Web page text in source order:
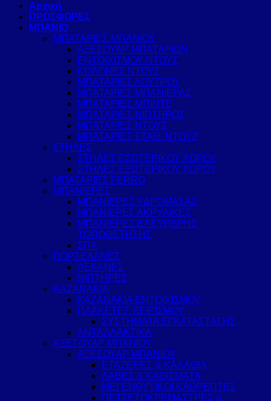
Αρχική
ΠΡΟΣΦΟΡΕΣ
ΜΠΑΝΙΟ
ΜΠΑΤΑΡΙΕΣ ΜΠΑΝΙΟΥ
ΑΞΕΣΟΥΑΡ ΜΠΑΤΑΡΙΩΝ
ΕΝΤΟΙΧΙΣΜΟΥ ΝΤΟΥΣ
ΚΟΛΟΝΕΣ ΝΤΟΥΣ
ΜΠΑΤΑΡΙΕΣ ΛΟΥΤΡΟΥ
ΜΠΑΤΑΡΙΕΣ ΜΠΑΝΙΕΡΑΣ
ΜΠΑΤΑΡΙΕΣ ΜΠΙΝΤΕ
ΜΠΑΤΑΡΙΕΣ ΝΙΠΤΗΡΟΣ
ΜΠΑΤΑΡΙΕΣ ΝΤΟΥΣ
ΜΠΑΤΑΡΙΕΣ ΣΤΑΘ. ΝΤΟΥΖ
ΣΤΗΛΕΣ
ΣΤΗΛΕΣ ΕΣΩΤΕΡΙΚΟΥ ΧΩΡΟΥ
ΣΤΗΛΕΣ ΕΞΩΤΕΡΙΚΟΥ ΧΩΡΟΥ
ΜΠΑΤΑΡΙΕΣ FERRO
ΜΠΑΝΙΕΡΕΣ
ΜΠΑΝΙΕΡΕΣ ΥΔΡΟΜΑΣΑΖ
ΜΠΑΝΙΕΡΕΣ ΑΚΡΥΛΙΚΕΣ
ΜΠΑΝΙΕΡΕΣ ΕΛΕΥΘΕΡΗΣ
ΤΟΠΟΘΕΤΗΣΗΣ
ΣΠΑ
ΠΟΡΣΕΛΑΝΕΣ
ΛΕΚΑΝΕΣ
ΝΙΠΤΗΡΕΣ
ΚΑΖΑΝΑΚΙΑ
ΚΑΖΑΝΑΚΙΑ ΕΝΤΟΙΧΙΣΜΟΥ
ΠΛΑΚΕΤΕΣ ΧΕΙΡΙΣΜΟΥ
ΣΥΣΤΗΜΑΤΑ ΕΓΚΑΤΑΣΤΑΣΗΣ
ΑΝΤΑΛΛΑΚΤΙΚΑ
ΑΞΕΣΟΥΑΡ ΜΠΑΝΙΟΥ
ΑΞΕΣΟΥΑΡ ΜΠΑΝΙΟΥ
ΕΤΑΖΕΡΕΣ & ΚΑΛΑΘΙΑ
ΛΑΒΕΣ & ΚΑΘΙΣΜΑΤΑ
ΜΕΓΕΝΘΥΤΙΚΟΙ ΚΑΘΡΕΠΤΕΣ
ΠΕΤΣΕΤΟΚΡΕΜΑΣΤΡΕΣ &